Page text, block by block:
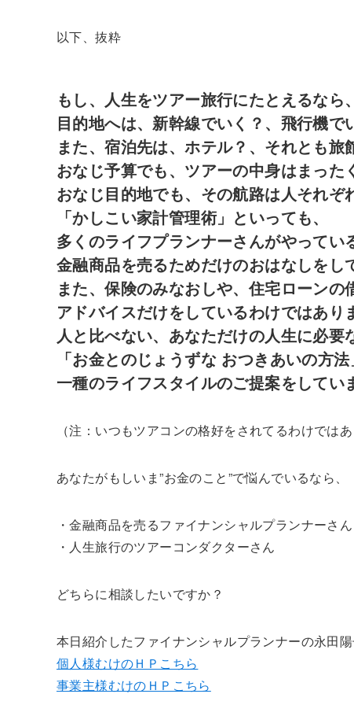
以下、抜粋
もし、人生をツアー旅行にたとえるなら、
目的地へは、新幹線でいく？、飛行機
また、宿泊先は、ホテル？、それとも旅
おなじ予算でも、ツアーの中身はまった
おなじ目的地でも、その航路は人それぞ
「かしこい家計管理術」といっても、
多くのライフプランナーさんがやってい
金融商品を売るためだけのおはなしをし
また、保険のみなおしや、住宅ローンの
アドバイスだけをしているわけではあり
人と比べない、あなただけの人生に必要
「お金とのじょうずな おつきあいの方法
一種のライフスタイルのご提案をしてい
（注：いつもツアコンの格好をされてるわけでは
あなたがもしいま”お金のこと”で悩んでいるなら、
・金融商品を売るファイナンシャルプランナーさん
・人生旅行のツアーコンダクターさん
どちらに相談したいですか？
本日紹介したファイナンシャルプランナーの永田
個人様むけのＨＰこちら
事業主様むけのＨＰこちら